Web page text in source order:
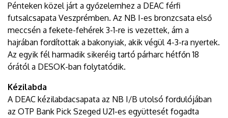
Pénteken közel járt a győzelemhez a DEAC férfi
futsalcsapata Veszprémben. Az NB I-es bronzcsata első
meccsén a fekete-fehérek 3-1-re is vezettek, ám a
hajrában fordítottak a bakonyiak, akik végül 4-3-ra nyertek.
Az egyik fél harmadik sikeréig tartó párharc hétfőn 18
órától a DESOK-ban folytatódik.
Kézilabda
A DEAC kézilabdacsapata az NB I/B utolsó fordulójában
az OTP Bank Pick Szeged U21-es együttesét fogadta